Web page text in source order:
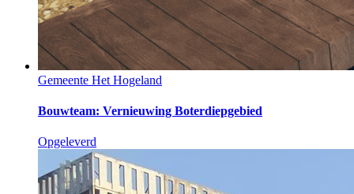
Gemeente Het Hogeland
Bouwteam: Vernieuwing Boterdiepgebied
Opgeleverd